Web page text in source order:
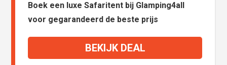
Boek een luxe Safaritent bij Glamping4all
voor gegarandeerd de beste prijs
BEKIJK DEAL